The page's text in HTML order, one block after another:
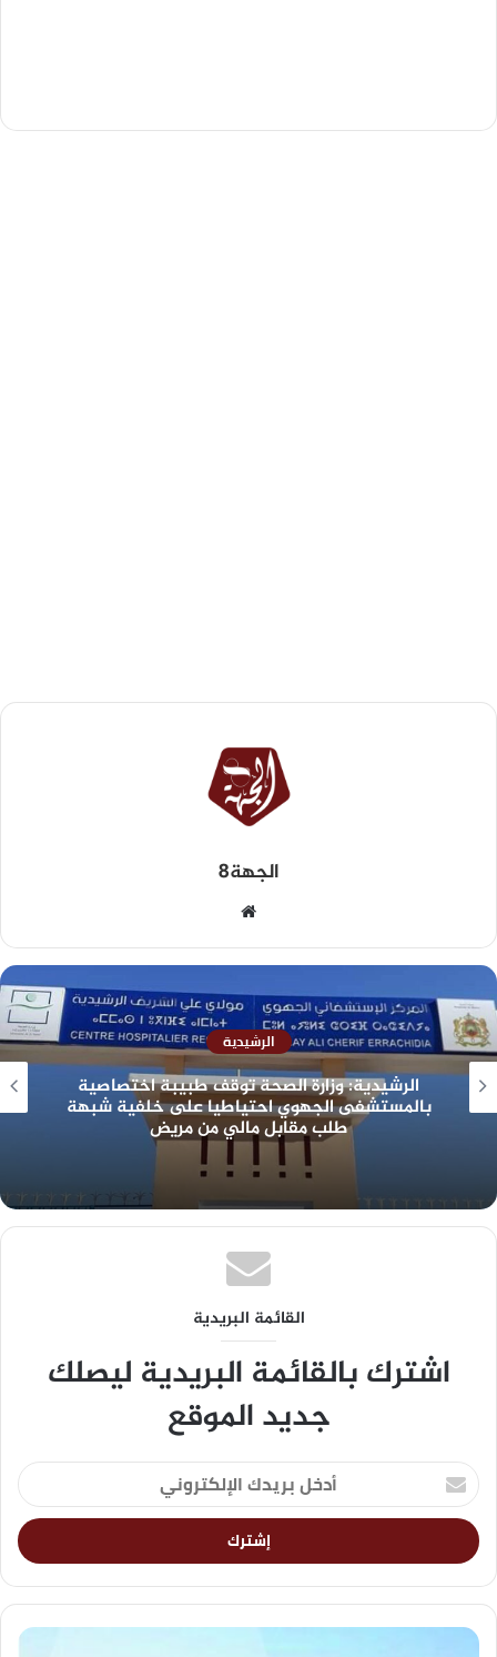
الجهة8
الرشيدية
الرشيدية: وزارة الصحة توقف طبيبة اختصاصية
بالمستشفى الجهوي احتياطيا على خلفية شبهة
طلب مقابل مالي من مريض
القائمة البريدية
اشترك بالقائمة البريدية ليصلك
جديد الموقع